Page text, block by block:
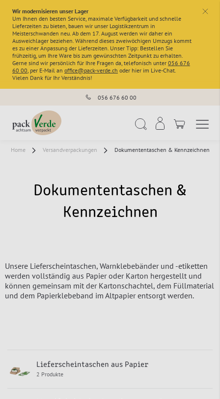
x
Wir modernisieren unser Lager
Um Ihnen den besten Service, maximale Verfügbarkeit und schnelle
Lieferzeiten zu bieten, bauen wir unser Logistikzentrum in
Meisterschwanden neu. Ab dem 17. August werden wir daher ein
Ausweichlager beziehen. Während dieses zweiwöchigen Umzugs kommt
es zu einer Anpassung der Lieferzeiten. Unser Tipp: Bestellen Sie
frühzeitig, um Ihre Ware bis zum gewünschten Zeitpunkt zu erhalten.
Gerne sind wir persönlich für Ihre Fragen da, telefonisch unter 056 676
60 00, per E-Mail an office@pack-verde.ch oder hier im Live-Chat.
Vielen Dank für Ihr Verständnis!
056 676 60 00
Home Versandverpackungen Dokumententaschen & Kennzeichnen
Dokumententaschen &
Kennzeichnen
Unsere Lieferscheintaschen, Warnklebebänder und -etiketten
werden vollständig aus Papier oder Karton hergestellt und
können gemeinsam mit der Kartonschachtel, dem Füllmaterial
und dem Papierklebeband im Altpapier entsorgt werden.
Lieferscheintaschen aus Papier
2 Produkte